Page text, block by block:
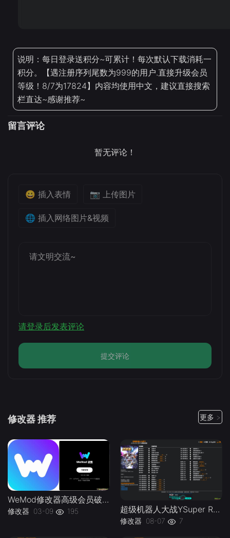
说明：每日登录送积分~可累计！每次默认下载消耗一
积分。【遇注册序列尾数为999的用户.直接升级会员
等级！8/7为17824】内容均使用中文，建议直接搜索
栏直达~感谢推荐~
留言评论
暂无评论！
😀 插入表情 📷 上传图片
🌐 插入网络图片&视频
请登录后发表评论
提交评论
修改器 推荐 更多 >
WeMod修改器高级会员破解版.综合类修改器软件解锁版-
修改器 03-09 195 超级机器人大战YSuper Robot Wars Y v1.0-v1.2 Plus 37 Trainer-单机修改器下载-仅支持迅雷（部分修改器仅支持本站游戏本体
修改器 08-07 7